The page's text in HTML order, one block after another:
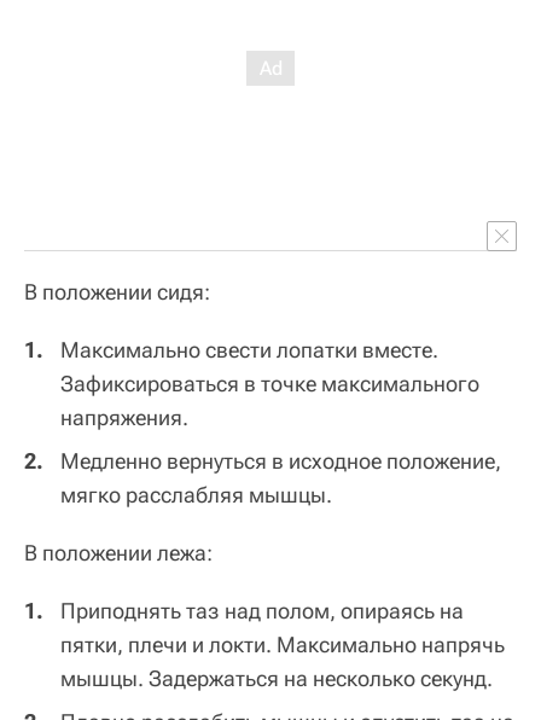
В положении сидя:
Максимально свести лопатки вместе.
Зафиксироваться в точке максимального
напряжения.
Медленно вернуться в исходное положение,
мягко расслабляя мышцы.
В положении лежа:
Приподнять таз над полом, опираясь на
пятки, плечи и локти. Максимально напрячь
мышцы. Задержаться на несколько секунд.